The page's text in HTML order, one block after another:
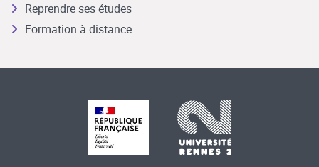
Reprendre ses études
Formation à distance